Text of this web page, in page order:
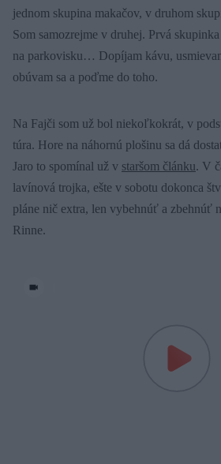
jednom skupina makačov, v druhom
Som samozrejme v druhej. Prvá
na parkovisku… Dopíjam kávu,
obúvam sa a poďme do toho.
Na Fajči som už bol niekoľkokrát, v
túra. Hore na náhornú plošinu sa dá
Jaro to spomínal už v staršom článku. V
lavínová trojka, ešte v sobotu dokonca
pláne nič extra, len vybehnúť a zbehnúť
Rinne.